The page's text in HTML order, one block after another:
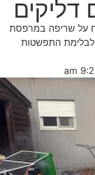
דליקים
על שריפה במרפסת
התפשטות
9:29